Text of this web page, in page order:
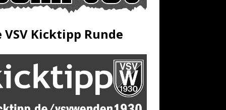
VSV Kicktipp Runde